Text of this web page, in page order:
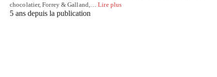
chocolatier, Forrey & Galland,…Lire plus
5 ans depuis la publication